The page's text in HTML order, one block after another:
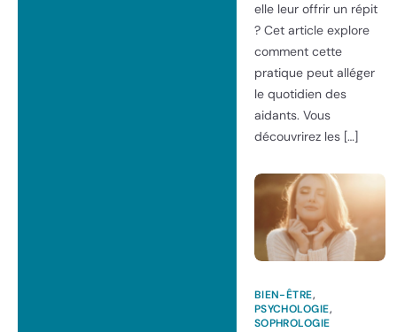
elle leur offrir un répit
? Cet article explore
comment cette
pratique peut alléger
le quotidien des
aidants. Vous
découvrirez les […]
BIEN-ÊTRE,
PSYCHOLOGIE,
SOPHROLOGIE